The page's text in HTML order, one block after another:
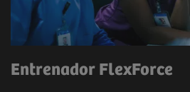
Entrenador FlexForce